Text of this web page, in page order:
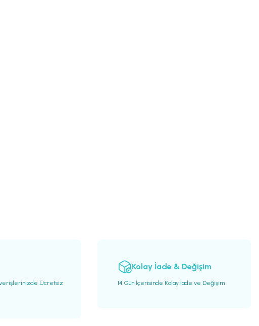
Ücretsiz
Kolay İade & Değişim
14 Gün İçerisinde Kolay İade ve Değişim